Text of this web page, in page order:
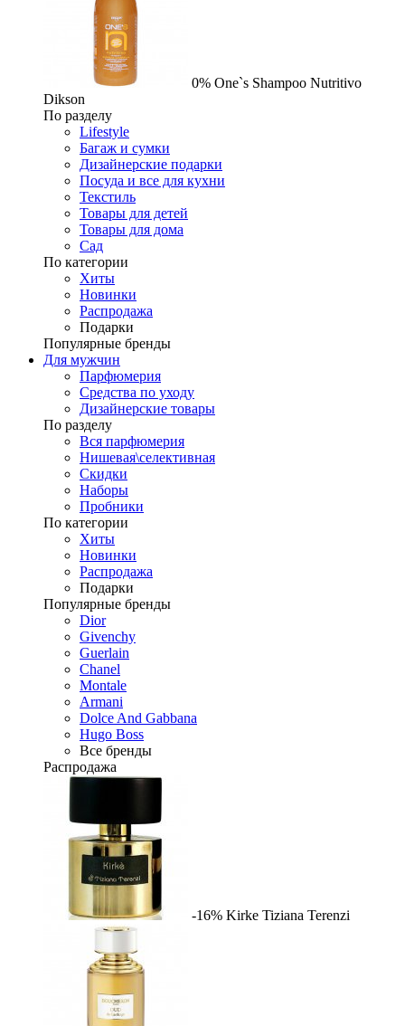
0% One`s Shampoo Nutritivo
Dikson
По разделу
Lifestyle
Багаж и сумки
Дизайнерские подарки
Посуда и все для кухни
Текстиль
Товары для детей
Товары для дома
Сад
По категории
Хиты
Новинки
Распродажа
Подарки
Популярные бренды
Для мужчин
Парфюмерия
Средства по уходу
Дизайнерские товары
По разделу
Вся парфюмерия
Нишевая\селективная
Скидки
Наборы
Пробники
По категории
Хиты
Новинки
Распродажа
Подарки
Популярные бренды
Dior
Givenchy
Guerlain
Chanel
Montale
Armani
Dolce And Gabbana
Hugo Boss
Все бренды
Распродажа
-16% Kirke Tiziana Terenzi